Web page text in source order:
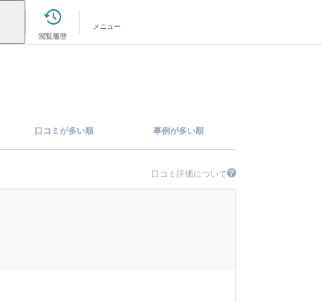
閲覧履歴
メニュー
口コミが多い順 事例が多い順
口コミ評価について